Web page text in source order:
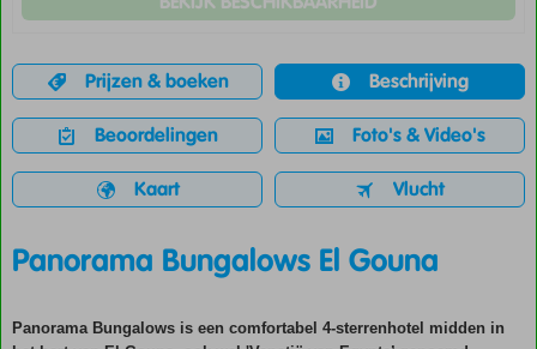
Prijzen & boeken Beschrijving
Beoordelingen Foto's & Video's
Kaart Vlucht
Panorama Bungalows El Gouna
Panorama Bungalows is een comfortabel 4-sterrenhotel midden in